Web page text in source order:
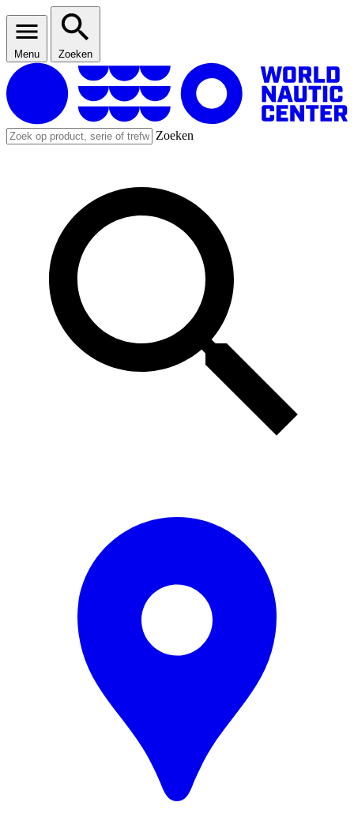
Menu Zoeken
Zoeken